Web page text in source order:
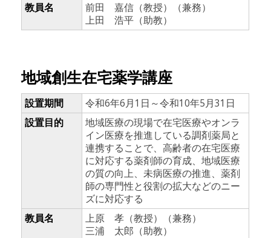
教員名
前田 嘉信（教授）（兼務）
上田 浩平（助教）
地域創生在宅薬学講座
設置期間
令和6年6月1日～令和10年5月31日
設置目的
地域医療の現場で在宅医療やオンラ
イン医療を推進している調剤薬局と
連携することで、高齢者の在宅医療
に対応する薬剤師の育成、地域医療
の質の向上、未病医療の推進、薬剤
師の専門性と役割の拡大などのニー
ズに対応する
教員名
上原 孝（教授）（兼務）
三浦 太郎（助教）